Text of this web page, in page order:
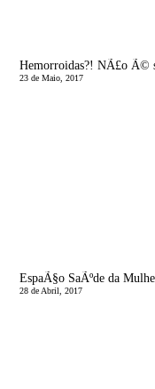
23 de Maio, 2017
28 de Abril, 2017